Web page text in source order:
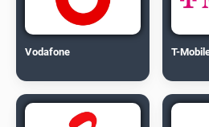
Vodafone T-